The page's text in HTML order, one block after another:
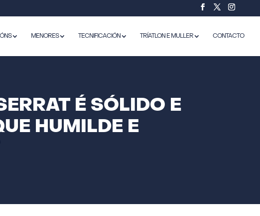
MENORES TECNIFICACIÓN TRÍATLON E MULLER CONTACTO
É SÓLIDO E
HUMILDE E